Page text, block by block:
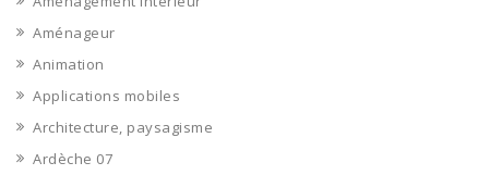
Aménageur
Animation
Applications mobiles
Architecture, paysagisme
Ardèche 07